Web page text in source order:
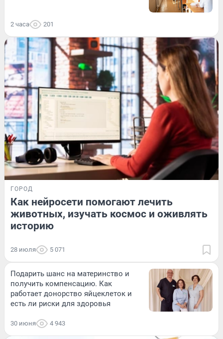
2 часа 201
ГОРОД
Как нейросети помогают лечить
животных, изучать космос и оживлять
историю
28 июля 5 071
Подарить шанс на материнство и
получить компенсацию. Как
работает донорство яйцеклеток и
есть ли риски для здоровья
30 июня 4 943